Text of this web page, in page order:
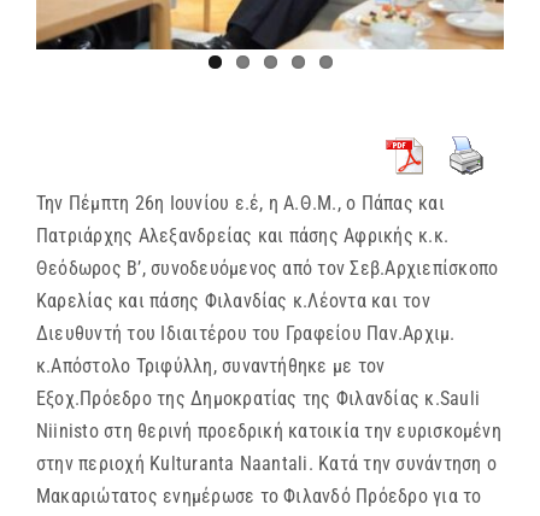
Την Πέμπτη 26η Ιουνίου ε.έ, η Α.Θ.Μ., ο Πάπας και
Πατριάρχης Αλεξανδρείας και πάσης Αφρικής κ.κ.
Θεόδωρος Β’, συνοδευόμενος από τον Σεβ.Αρχιεπίσκοπο
Καρελίας και πάσης Φιλανδίας κ.Λέοντα και τον
Διευθυντή του Ιδιαιτέρου του Γραφείου Παν.Αρχιμ.
κ.Απόστολο Τριφύλλη, συναντήθηκε με τον
Εξοχ.Πρόεδρο της Δημοκρατίας της Φιλανδίας κ.Sauli
Niinisto στη θερινή προεδρική κατοικία την ευρισκομένη
στην περιοχή Kulturanta Naantali. Κατά την συνάντηση ο
Μακαριώτατος ενημέρωσε το Φιλανδό Πρόεδρο για το